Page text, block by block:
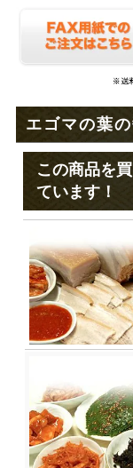
エゴマの葉
この商品を
ています！